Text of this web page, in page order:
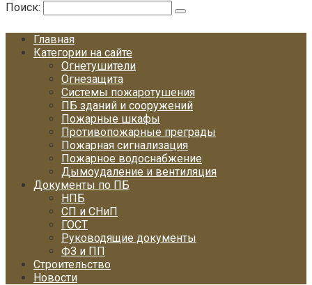
Поиск:
Главная
Категории на сайте
Огнетушители
Огнезащита
Системы пожаротушения
ПБ зданий и сооружений
Пожарные шкафы
Противопожарные преграды
Пожарная сигнализация
Пожарное водоснабжение
Дымоудаление и вентиляция
Документы по ПБ
НПБ
СП и СНиП
ГОСТ
Руководящие документы
ФЗ и ПП
Строительство
Новости